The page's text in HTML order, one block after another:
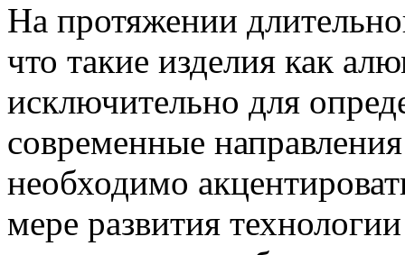
На протяжении
что такие изделия как
исключительно для
современные
необходимо
мере развития